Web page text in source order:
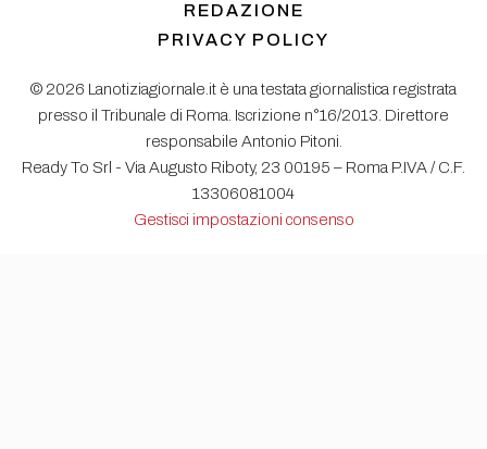
REDAZIONE
PRIVACY POLICY
© 2026 Lanotiziagiornale.it è una testata giornalistica registrata
presso il Tribunale di Roma. Iscrizione n°16/2013. Direttore
responsabile Antonio Pitoni.
Ready To Srl - Via Augusto Riboty, 23 00195 – Roma P.IVA / C.F.
13306081004
Gestisci impostazioni consenso